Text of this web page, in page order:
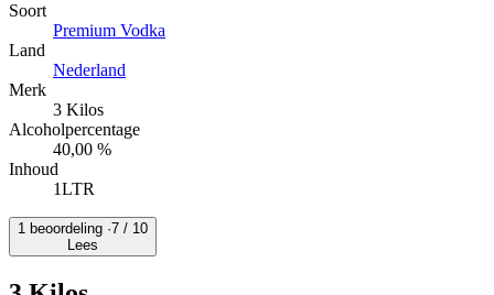
Soort
Premium Vodka
Land
Nederland
Merk
3 Kilos
Alcoholpercentage
40,00 %
Inhoud
1LTR
1 beoordeling ·7 / 10
Lees